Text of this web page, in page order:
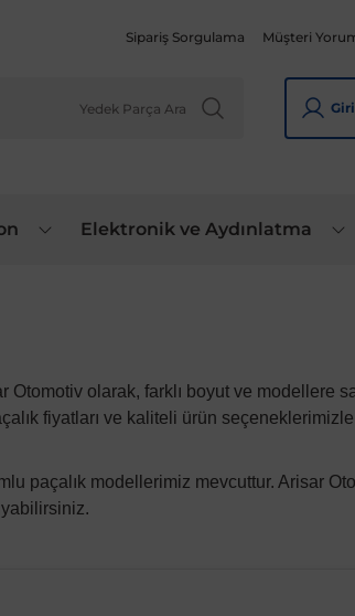
Sipariş Sorgulama Müşteri
Elektronik ve Aydınlatma
Otomotiv olarak, farklı boyut ve modellere
fiyatları ve kaliteli ürün
paçalık modellerimiz mevcuttur. Arisar